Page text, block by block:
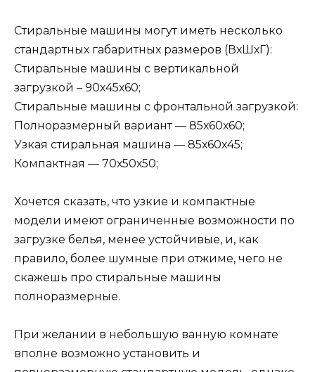
Стиральные машины могут иметь несколько
стандартных габаритных размеров (ВхШхГ):
Стиральные машины с вертикальной
загрузкой – 90х45х60;
Стиральные машины с фронтальной загрузкой:
Полноразмерный вариант — 85х60х60;
Узкая стиральная машина — 85х60х45;
Компактная — 70х50х50;
Хочется сказать, что узкие и компактные
модели имеют ограниченные возможности по
загрузке белья, менее устойчивые, и, как
правило, более шумные при отжиме, чего не
скажешь про стиральные машины
полноразмерные.
При желании в небольшую ванную комнате
вполне возможно установить и